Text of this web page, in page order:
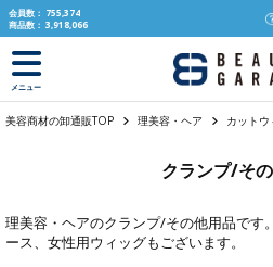
text.skipToContent
text.skipToNavigation
会員数： 755,374
商品数： 3,918,066
メニュー
美容商材の卸通販TOP 理美容・ヘア カット
クランプ/そ
理美容・ヘアのクランプ/その他用品です
ース、 女性用ウィッグもございます。